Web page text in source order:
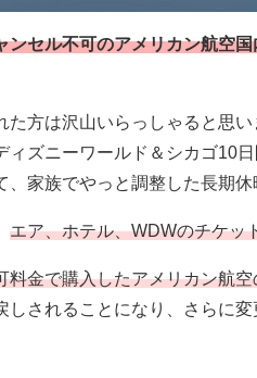
ンセル不可のアメリカン航空
方は沢山いらっしゃると思い
ィズニーワールド＆シカゴ10
家族でやっと調整した長期休
エア、ホテル、WDWのチケッ
料金で購入したアメリカン航
しされることになり、さらに